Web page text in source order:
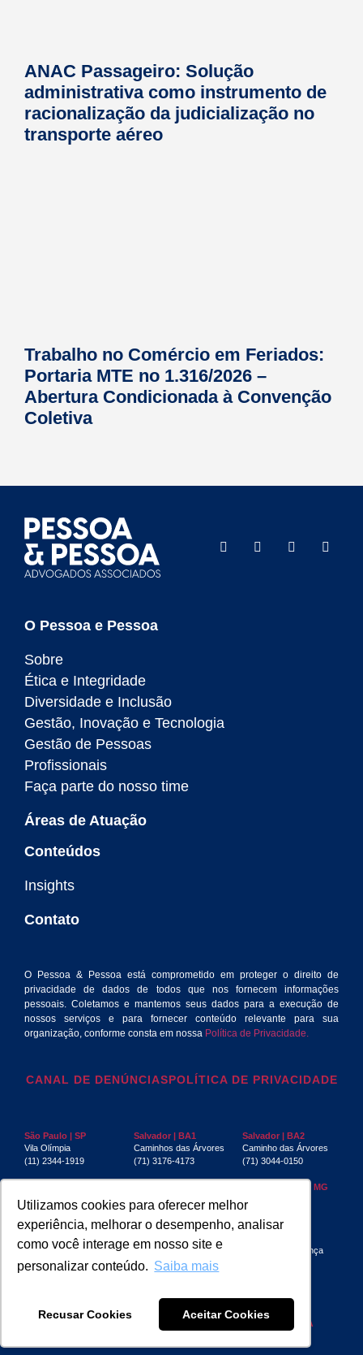
Utilizamos cookies para oferecer melhor
experiência, melhorar o desempenho, analisar
como você interage em nosso site e
personalizar conteúdo. Saiba mais
Recusar Cookies Aceitar Cookies
ANAC Passageiro: Solução
administrativa como instrumento de
racionalização da judicialização no
transporte aéreo
Trabalho no Comércio em Feriados:
Portaria MTE no 1.316/2026 –
Abertura Condicionada à Convenção
Coletiva
O Pessoa e Pessoa
Sobre
Ética e Integridade
Diversidade e Inclusão
Gestão, Inovação e Tecnologia
Gestão de Pessoas
Profissionais
Faça parte do nosso time
Áreas de Atuação
Conteúdos
Insights
Contato
O Pessoa & Pessoa está comprometido em proteger o direito de
privacidade de dados de todos que nos fornecem informações
pessoais. Coletamos e mantemos seus dados para a execução de
nossos serviços e para fornecer conteúdo relevante para sua
organização, conforme consta em nossa Política de Privacidade.
CANAL DE DENÚNCIASPOLÍTICA DE PRIVACIDADE
São Paulo | SP
Vila Olímpia
(11) 2344-1919
Salvador | BA1
Caminhos das Árvores
(71) 3176-4173
Salvador | BA2
Caminho das Árvores
(71) 3044-0150
Centro
(21) 3553-4040
Boa Viagem
(81) 3032-4880
Belo Horizonte | MG
(31) 3267-6397
Aracaju | SE
Jardins
(79) 3217-7230
(92) 3085-4439
Jardim Renascença
SWP MIDIA